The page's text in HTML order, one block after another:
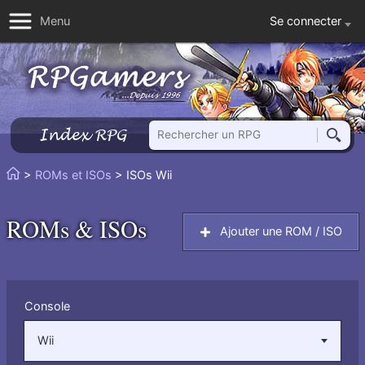
Menu Se connecter
Index RPG
Rechercher un RPG
Vous
:
> ROMs et ISOs > ISOs Wii
ROMs & ISOs Ajouter une ROM / ISO
parConsole
Wii